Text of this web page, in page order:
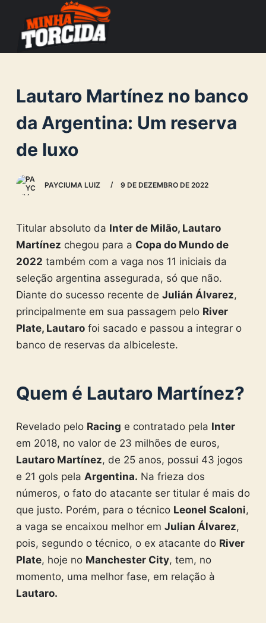
o
n
e
Lautaro Martínez no banco
da Argentina: Um reserva
de luxo
PAYCIUMA LUIZ 9 DE DEZEMBRO DE 2022
Titular absoluto da Inter de Milão, Lautaro
Martínez chegou para a Copa do Mundo de
2022 também com a vaga nos 11 iniciais da
seleção argentina assegurada, só que não.
Diante do sucesso recente de Julián Álvarez,
principalmente em sua passagem pelo River
Plate, Lautarofoi sacado e passou a integrar o
banco de reservas da albiceleste.
Quem é Lautaro Martínez?
Revelado pelo Racing e contratado pela Inter
em 2018, no valor de 23 milhões de euros,
Lautaro Martínez, de 25 anos, possui 43 jogos
e 21 gols pela Argentina. Na frieza dos
números, o fato do atacante ser titular é mais do
que justo. Porém, para o técnico Leonel Scaloni,
a vaga se encaixou melhor em Julian Álvarez,
pois, segundo o técnico, o ex atacante do River
Plate, hoje no Manchester City, tem, no
momento, uma melhor fase, em relação à
Lautaro.